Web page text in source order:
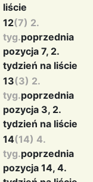
liście
12(7) 2.
tyg.poprzednia
pozycja 7, 2.
tydzień na liście
13(3) 2.
tyg.poprzednia
pozycja 3, 2.
tydzień na liście
14(14) 4.
tyg.poprzednia
pozycja 14, 4.